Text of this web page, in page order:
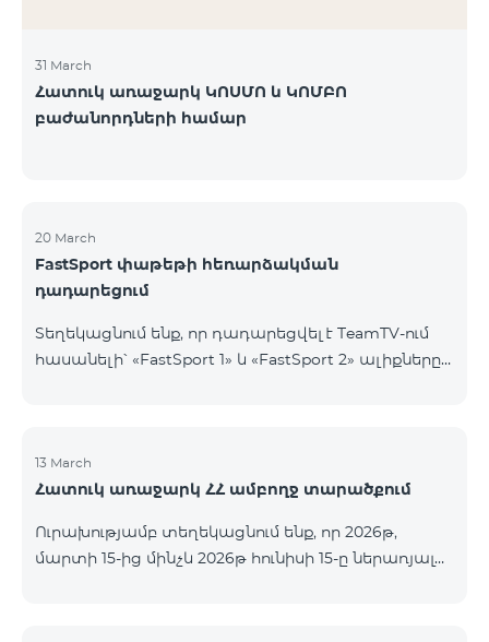
31 March
Հատուկ առաջարկ ԿՈՍՄՈ և ԿՈՄԲՈ
բաժանորդների համար
20 March
FastSport փաթեթի հեռարձակման
դադարեցում
Տեղեկացնում ենք, որ դադարեցվել է TeamTV-ում
հասանելի՝ «FastSport 1» և «FastSport 2» ալիքները
Հարցերի կամ լրացուցիչ տեղեկությունների
համար խնդրում ենք դիմել «Ֆասթ Մեդիա»
13 March
Հատուկ առաջարկ ՀՀ ամբողջ տարածքում
Ուրախությամբ տեղեկացնում ենք, որ 2026թ,
մարտի 15-ից մինչև 2026թ հունիսի 15-ը ներառյալ